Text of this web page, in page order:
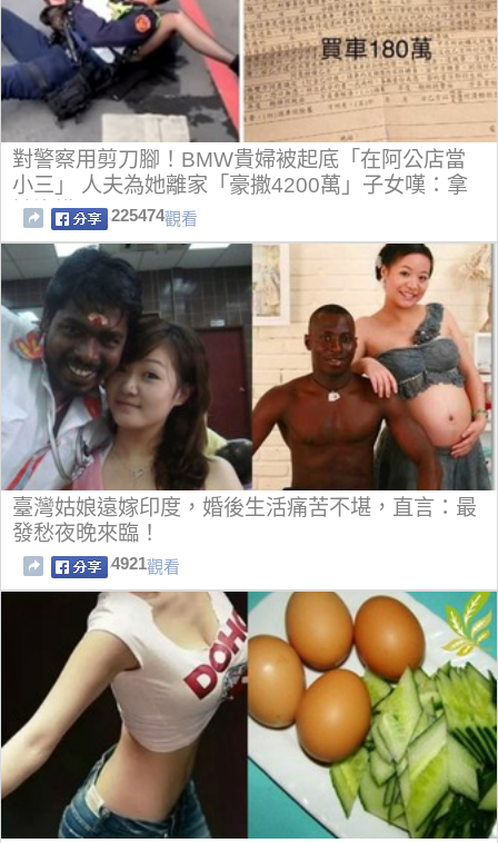
對警察用剪刀腳！BMW貴婦被起底「在阿公店當
小三」 人夫為她離家「豪撒4200萬」子女嘆：拿
她沒轍
225474觀看
臺灣姑娘遠嫁印度，婚後生活痛苦不堪，直言：最
發愁夜晚來臨！
4921觀看